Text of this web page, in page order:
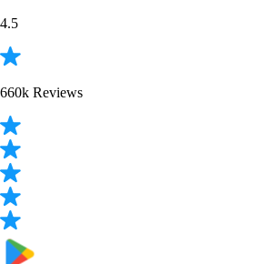
4.5
660k Reviews